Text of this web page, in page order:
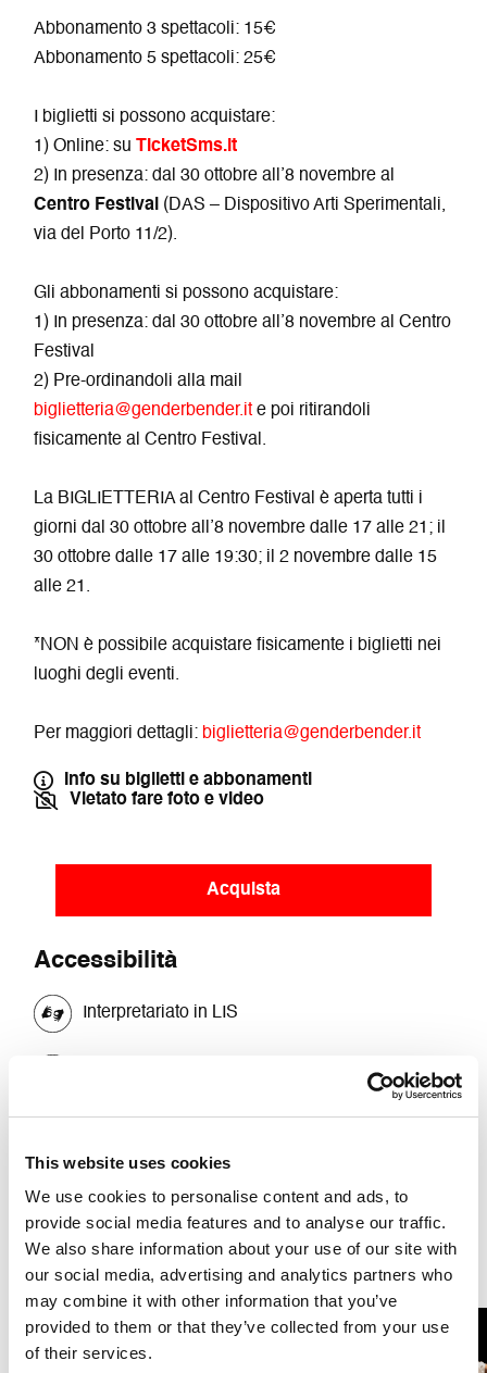
This website uses cookies
We use cookies to personalise content and ads, to
provide social media features and to analyse our traffic.
We also share information about your use of our site with
our social media, advertising and analytics partners who
may combine it with other information that you’ve
provided to them or that they’ve collected from your use
of their services.
Abbonamento 3 spettacoli: 15€
Abbonamento 5 spettacoli: 25€
I biglietti si possono acquistare:
1) Online: su
TicketSms.it
2) In presenza: dal 30 ottobre all’8 novembre al
Centro Festival (DAS – Dispositivo Arti Sperimentali,
via del Porto 11/2).
Gli abbonamenti si possono acquistare:
1) In presenza: dal 30 ottobre all’8 novembre al Centro
Festival
2) Pre-ordinandoli alla mail
biglietteria@genderbender.it e poi ritirandoli
fisicamente al Centro Festival.
La BIGLIETTERIA al Centro Festival è aperta tutti i
giorni dal 30 ottobre all’8 novembre dalle 17 alle 21; il
30 ottobre dalle 17 alle 19:30; il 2 novembre dalle 15
alle 21.
*NON è possibile acquistare fisicamente i biglietti nei
luoghi degli eventi.
Per maggiori dettagli: biglietteria@genderbender.it
Info su biglietti e abbonamenti
Vietato fare foto e video
Acquista
Accessibilità
Interpretariato in LIS
persone con difficoltà motoria
Posti riservati in prima fila per persone con
disabilità sensoriali